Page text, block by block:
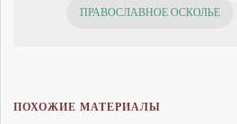
ПРАВОСЛАВНОЕ ОСКОЛЬЕ
ПОХОЖИЕ МАТЕРИАЛЫ